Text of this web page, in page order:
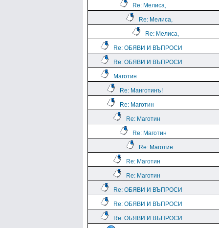
Re: Мелиса,
Re: Мелиса,
Re: Мелиса,
Re: ОБЯВИ И ВЪПРОСИ
Re: ОБЯВИ И ВЪПРОСИ
Маготин
Re: Манготинъ!
Re: Маготин
Re: Маготин
Re: Маготин
Re: Маготин
Re: Маготин
Re: Маготин
Re: ОБЯВИ И ВЪПРОСИ
Re: ОБЯВИ И ВЪПРОСИ
Re: ОБЯВИ И ВЪПРОСИ